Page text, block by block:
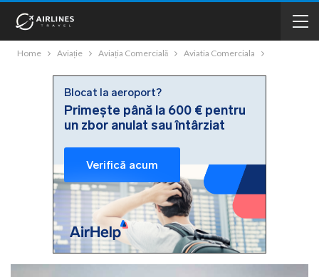
Home Aviație Aviația Comercială Aviatia Comerciala